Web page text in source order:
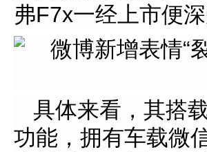
弗F7x一经上市便
具体来看，其搭
功能，拥有车载微